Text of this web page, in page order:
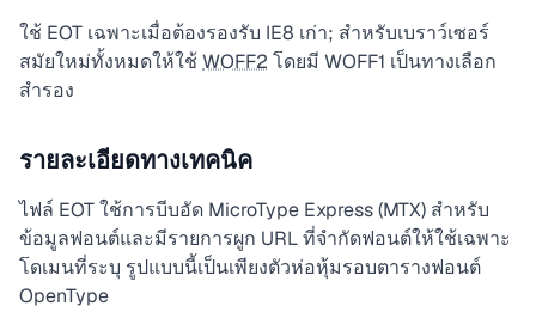
ใช้ EOT เฉพาะเมื่อต้องรองรับ IE8 เก่า; สำหรับเบราว์เซอร์
สมัยใหม่ทั้งหมดให้ใช้ WOFF2 โดยมี WOFF1 เป็นทางเลือก
สำรอง
รายละเอียดทางเทคนิค
ไฟล์ EOT ใช้การบีบอัด MicroType Express (MTX) สำหรับ
ข้อมูลฟอนต์และมีรายการผูก URL ที่จำกัดฟอนต์ให้ใช้เฉพาะ
โดเมนที่ระบุ รูปแบบนี้เป็นเพียงตัวห่อหุ้มรอบตารางฟอนต์
OpenType